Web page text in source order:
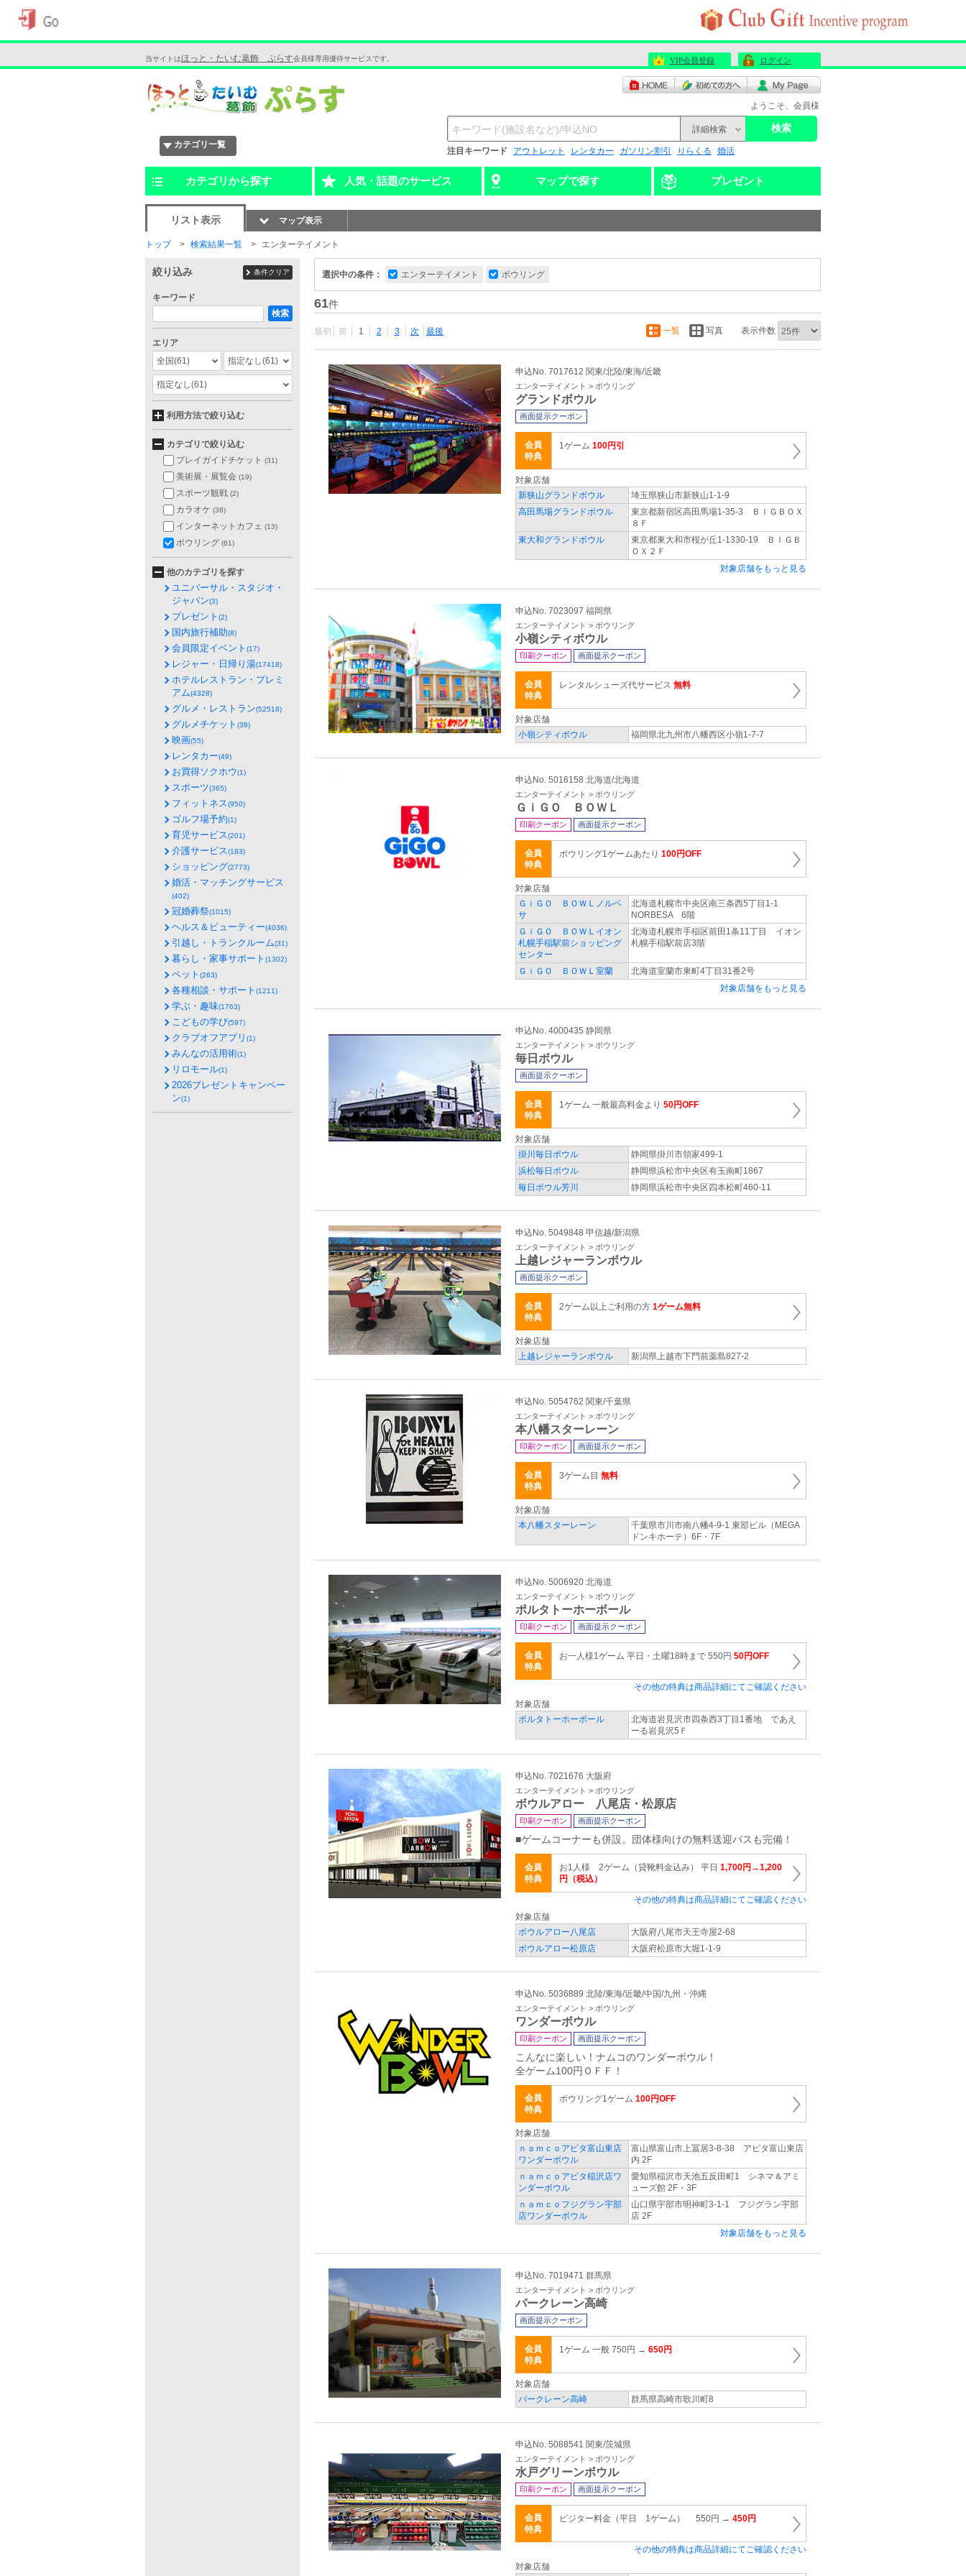
当サイトはほっと・たいむ葛飾 ぷらす会員様専用優待サービスです。 VIP会員登録 ログイン
ようこそ、会員様
カテゴリ一覧
詳細検索 検索
注目キーワード アウトレット レンタカー ガソリン割引 りらくる 婚活
カテゴリから探す 人気・話題のサービス マップで探す プレゼント
リスト表示 マップ表示
トップ 検索結果一覧 エンターテイメント
選択中の条件： エンターテイメント ボウリング
61件
最初 前 1 2 3 次 最後 一覧 写真 表示件数
申込No. 7017612 関東/北陸/東海/近畿
エンターテイメント > ボウリング
グランドボウル
画面提示クーポン
会員
特典
1ゲーム 100円引
対象店舗
新狭山グランドボウル
埼玉県狭山市新狭山1‐1‐9
高田馬場グランドボウル
東京都新宿区高田馬場1‐35‐3 ＢＩＧＢＯＸ
８Ｆ
東大和グランドボウル
東京都東大和市桜が丘1‐1330‐19 ＢＩＧＢ
ＯＸ２Ｆ
対象店舗をもっと見る
申込No. 7023097 福岡県
エンターテイメント > ボウリング
小嶺シティボウル
印刷クーポン 画面提示クーポン
会員
特典
レンタルシューズ代サービス 無料
対象店舗
小嶺シティボウル
福岡県北九州市八幡西区小嶺1‐7‐7
申込No. 5016158 北海道/北海道
エンターテイメント > ボウリング
ＧｉＧＯ ＢＯＷＬ
印刷クーポン 画面提示クーポン
会員
特典
ボウリング1ゲームあたり 100円OFF
対象店舗
ＧｉＧＯ ＢＯＷＬノルベ
サ
北海道札幌市中央区南三条西5丁目1‐1
NORBESA 6階
ＧｉＧＯ ＢＯＷＬイオン
札幌手稲駅前ショッピング
センター
北海道札幌市手稲区前田1条11丁目 イオン
札幌手稲駅前店3階
ＧｉＧＯ ＢＯＷＬ室蘭
北海道室蘭市東町4丁目31番2号
対象店舗をもっと見る
申込No. 4000435 静岡県
エンターテイメント > ボウリング
毎日ボウル
画面提示クーポン
会員
特典
1ゲーム 一般最高料金より 50円OFF
対象店舗
掛川毎日ボウル
静岡県掛川市領家499‐1
浜松毎日ボウル
静岡県浜松市中央区有玉南町1867
毎日ボウル芳川
静岡県浜松市中央区四本松町460‐11
申込No. 5049848 甲信越/新潟県
エンターテイメント > ボウリング
上越レジャーランボウル
画面提示クーポン
会員
特典
2ゲーム以上ご利用の方 1ゲーム無料
対象店舗
上越レジャーランボウル
新潟県上越市下門前薬島827-2
申込No. 5054762 関東/千葉県
エンターテイメント > ボウリング
本八幡スターレーン
印刷クーポン 画面提示クーポン
会員
特典
3ゲーム目 無料
対象店舗
本八幡スターレーン
千葉県市川市南八幡4-9-1 東部ビル（MEGA
ドンキホーテ）6F・7F
申込No. 5006920 北海道
エンターテイメント > ボウリング
ポルタトーホーボール
印刷クーポン 画面提示クーポン
会員
特典
お一人様1ゲーム 平日・土曜18時まで 550円 50円OFF
その他の特典は商品詳細にてご確認ください
対象店舗
ポルタトーホーボール
北海道岩見沢市四条西3丁目1番地 であえ
ーる岩見沢5Ｆ
申込No. 7021676 大阪府
エンターテイメント > ボウリング
ボウルアロー 八尾店・松原店
印刷クーポン 画面提示クーポン
■ゲームコーナーも併設。団体様向けの無料送迎バスも完備！
会員
特典
お1人様 2ゲーム（貸靴料金込み） 平日 1,700円→1,200
円（税込）
その他の特典は商品詳細にてご確認ください
対象店舗
ボウルアロー八尾店
大阪府八尾市天王寺屋2‐68
ボウルアロー松原店
大阪府松原市大堀1‐1‐9
申込No. 5036889 北陸/東海/近畿/中国/九州・沖縄
エンターテイメント > ボウリング
ワンダーボウル
印刷クーポン 画面提示クーポン
こんなに楽しい！ナムコのワンダーボウル！
全ゲーム100円ＯＦＦ！
会員
特典
ボウリング1ゲーム 100円OFF
対象店舗
ｎａｍｃｏアピタ富山東店
ワンダーボウル
富山県富山市上冨居3-8-38 アピタ富山東店
内 2F
ｎａｍｃｏアピタ稲沢店ワ
ンダーボウル
愛知県稲沢市天池五反田町1 シネマ＆アミ
ューズ館 2F・3F
ｎａｍｃｏフジグラン宇部
店ワンダーボウル
山口県宇部市明神町3-1-1 フジグラン宇部
店 2F
対象店舗をもっと見る
申込No. 7019471 群馬県
エンターテイメント > ボウリング
パークレーン高崎
画面提示クーポン
会員
特典
1ゲーム 一般 750円 → 650円
対象店舗
パークレーン高崎
群馬県高崎市歌川町8
申込No. 5088541 関東/茨城県
エンターテイメント > ボウリング
水戸グリーンボウル
印刷クーポン 画面提示クーポン
会員
特典
ビジター料金（平日 1ゲーム） 550円 → 450円
その他の特典は商品詳細にてご確認ください
対象店舗
絞り込み 条件クリア
キーワード
検索
エリア
全国(61) 指定なし(61)
指定なし(61)
利用方法で絞り込む
カテゴリで絞り込む
プレイガイドチケット (31)
美術展・展覧会 (19)
スポーツ観戦 (2)
カラオケ (38)
インターネットカフェ (13)
ボウリング (61)
他のカテゴリを探す
ユニバーサル・スタジオ・
ジャパン(3)
プレゼント (2)
国内旅行補助(8)
会員限定イベント (17)
レジャー・日帰り湯(17418)
ホテルレストラン・プレミ
アム(4328)
グルメ・レストラン(52518)
グルメチケット (39)
映画(55)
レンタカー(49)
お買得ソクホウ(1)
スポーツ(365)
フィットネス(950)
ゴルフ場予約(1)
育児サービス(201)
介護サービス(183)
ショッピング(2773)
婚活・マッチングサービス
(402)
冠婚葬祭(1015)
ヘルス＆ビューティー(4036)
引越し・トランクルーム(31)
暮らし・家事サポート (1302)
ペット (263)
各種相談・サポート (1211)
学ぶ・趣味(1763)
こどもの学び(597)
クラブオフアプリ (1)
みんなの活用術(1)
リロモール(1)
2026プレゼントキャンペー
ン(1)